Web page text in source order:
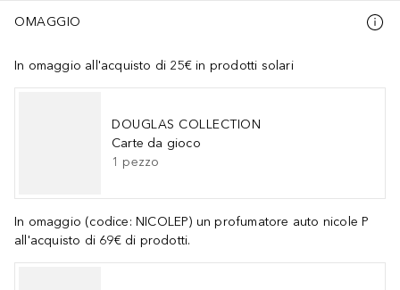
OMAGGIO
In omaggio all'acquisto di 25€ in prodotti solari
DOUGLAS COLLECTION
Carte da gioco
1 pezzo
In omaggio (codice: NICOLEP) un profumatore auto nicole P
all'acquisto di 69€ di prodotti.